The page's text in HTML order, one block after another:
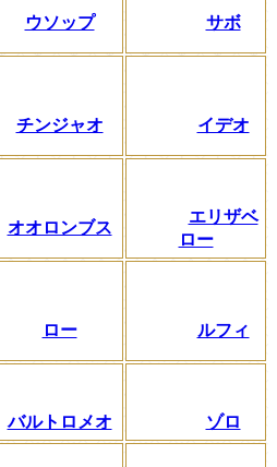
ウソップ サボ
チンジャオ イデオ
オオロンブス
エリザベ
ロー
ロー ルフィ
バルトロメオ ゾロ